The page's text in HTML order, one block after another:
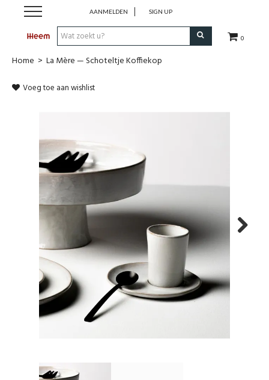
0
AANMELDEN SIGN UP
Shop
Outdoor
Heem For You
Cadeaubon
Home > La Mère — Schoteltje Koffiekop
Voeg toe aan wishlist